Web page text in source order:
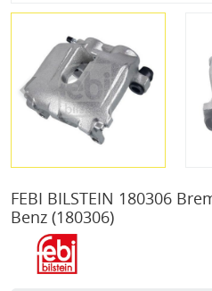
FEBI BILSTEIN 180306
Benz (180306)